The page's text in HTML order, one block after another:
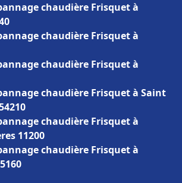
chaudière Frisquet à
chaudière Frisquet à
chaudière Frisquet à
chaudière Frisquet à Saint
chaudière Frisquet à
11200
chaudière Frisquet à